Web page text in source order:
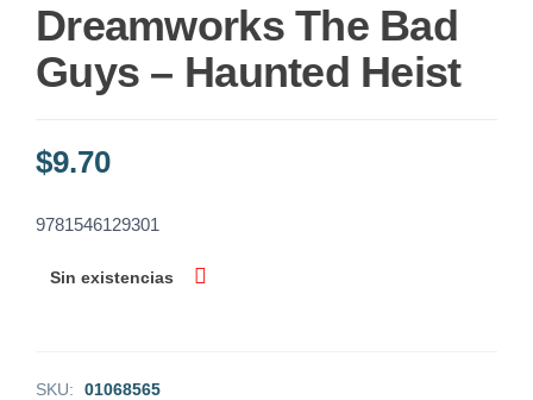
Dreamworks The Bad
Guys – Haunted Heist
$9.70
9781546129301
Sin existencias
SKU:
01068565